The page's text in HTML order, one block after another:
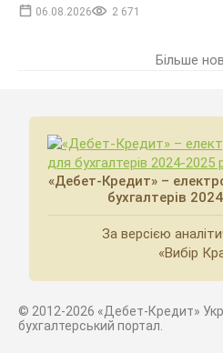
06.08.2026 2 671
Більше
«Дебет-Кредит» –
бухгалтерів
За версією
«Вибір
© 2012-2026 «Дебет-Кредит»
бухгалтерський портал.